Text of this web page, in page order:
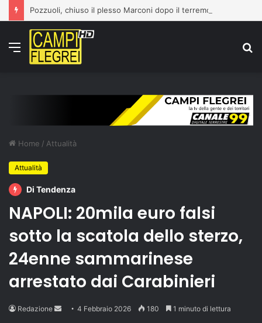
Menu
Home / Attualità
Attualità
Di Tendenza
NAPOLI: 20mila euro falsi
sotto la scatola dello sterzo,
24enne sammarinese
arrestato dai Carabinieri
Redazione
Send4 Febbraio 2026 180 1 minuto di lettura